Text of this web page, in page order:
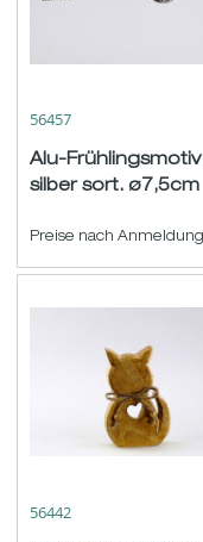
56457
Alu-
silber sort. ø7,5cm
Preise nach
56442